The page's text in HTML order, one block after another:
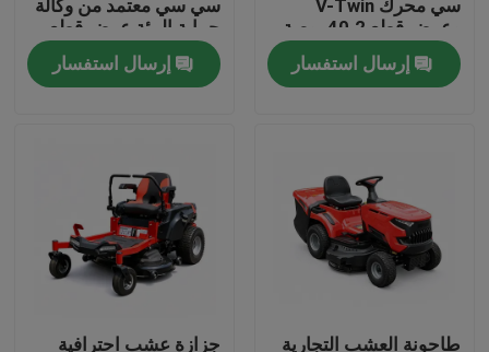
المنزل
فيديوهات
حولنا
عرض المصنع
سي محرك V-Twin
وعرض قطع 40.2 بوصة
مصطاد العشب
إرسال استفسار
سي سي معتمد من وكالة
حماية البيئة عرض قطع
38 بوصة دعم مصنعي
المعدات الأصلية
إرسال استفسار
طاحونة العشب التجارية
جزازة عشب احترافية